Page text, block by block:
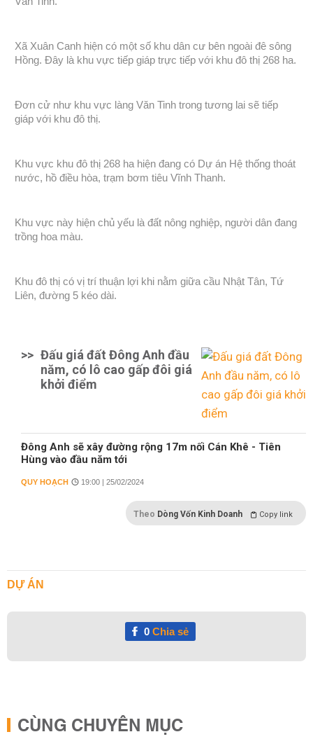
Xã Xuân Canh hiện có một số khu dân cư bên ngoài đê sông
Hồng. Đây là khu vực tiếp giáp trực tiếp với khu đô thị 268 ha.
Đơn cử như khu vực làng Văn Tinh trong tương lai sẽ tiếp
giáp với khu đô thị.
Khu vực khu đô thị 268 ha hiện đang có Dự án Hệ thống thoát
nước, hồ điều hòa, trạm bơm tiêu Vĩnh Thanh.
Khu vực này hiện chủ yếu là đất nông nghiệp, người dân đang
trồng hoa màu.
Khu đô thị có vị trí thuận lợi khi nằm giữa cầu Nhật Tân, Tứ
Liên, đường 5 kéo dài.
>> Đấu giá đất Đông Anh đầu
năm, có lô cao gấp đôi giá
khởi điểm
Đông Anh sẽ xây đường rộng 17m nối Cán Khê - Tiên
Hùng vào đầu năm tới
QUY HOẠCH 19:00 | 25/02/2024
Theo Dòng Vốn Kinh Doanh Copy link
DỰ ÁN
0Chia sẻ
CÙNG CHUYÊN MỤC